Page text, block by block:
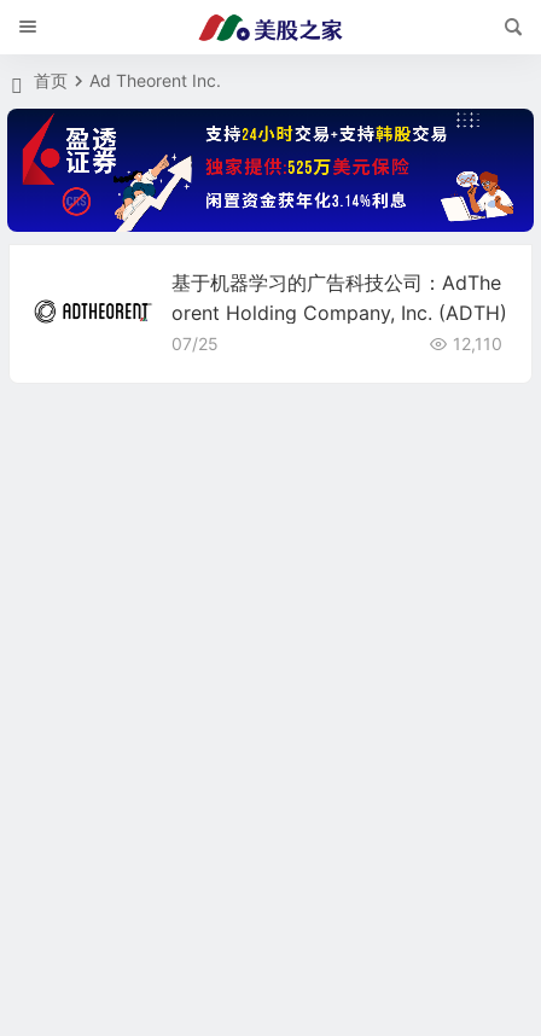
首页 Ad Theorent Inc.
基于机器学习的广告科技公司：AdThe
orent Holding Company, Inc. (ADTH)
07/25 12,110